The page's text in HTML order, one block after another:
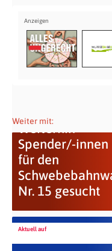
Weiter mit:
Weiterhin
Spender/-innen
für den
Nr. 15 gesucht
Aktuell auf